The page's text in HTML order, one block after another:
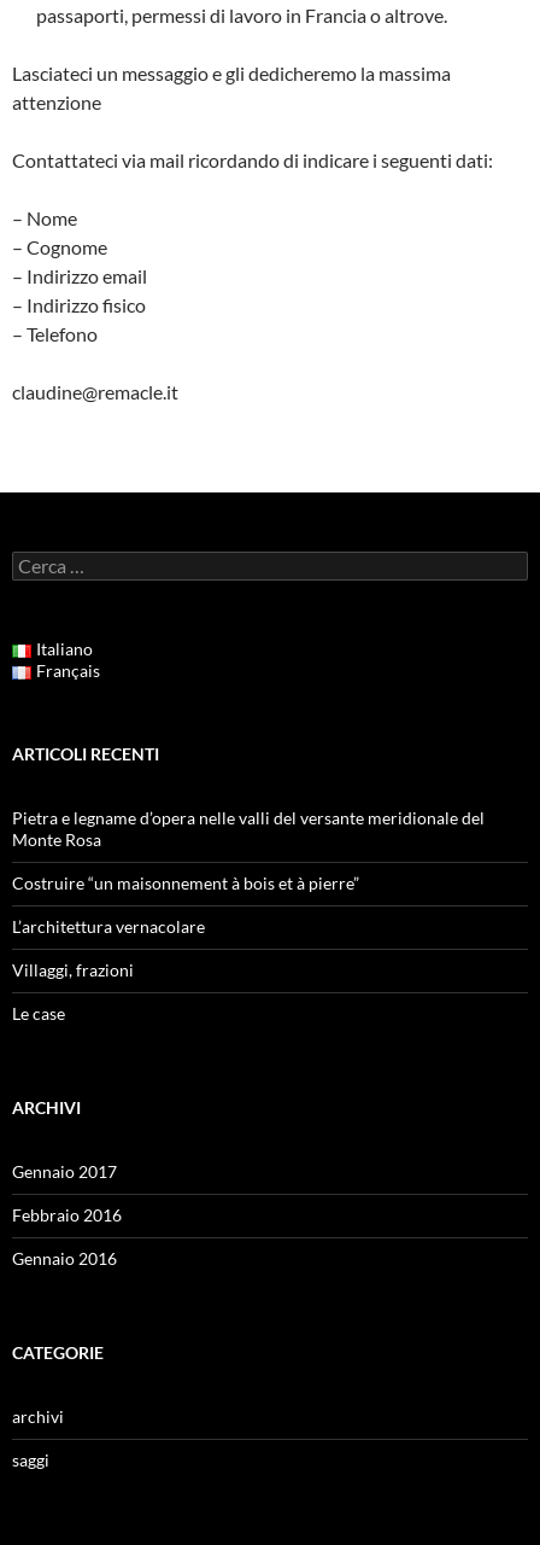
passaporti, permessi di lavoro in Francia o altrove.
Lasciateci un messaggio e gli dedicheremo la massima
attenzione
Contattateci via mail ricordando di indicare i seguenti dati:
– Nome
– Cognome
– Indirizzo email
– Indirizzo fisico
– Telefono
claudine@remacle.it
Ricerca
per:
Italiano
Français
ARTICOLI RECENTI
Pietra e legname d’opera nelle valli del versante meridionale del
Monte Rosa
Costruire “un maisonnement à bois et à pierre”
L’architettura vernacolare
Villaggi, frazioni
Le case
ARCHIVI
Gennaio 2017
Febbraio 2016
Gennaio 2016
CATEGORIE
archivi
saggi